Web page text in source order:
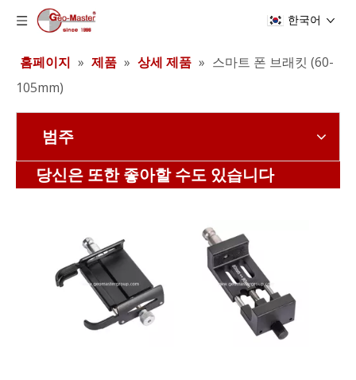
한국어
홈페이지 » 제품 » 상세 제품 » 스마트 폰 브래킷 (60-
105mm)
범주
당신은 또한 좋아할 수도 있습니다